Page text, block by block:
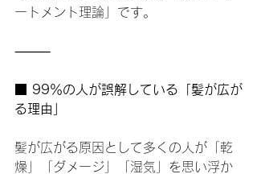
ートメント理論」です。
⸻
■ 99％の人が誤解している「髪が広が
る理由」
髪が広がる原因として多くの人が「乾
燥」「ダメージ」「湿気」を思い浮か